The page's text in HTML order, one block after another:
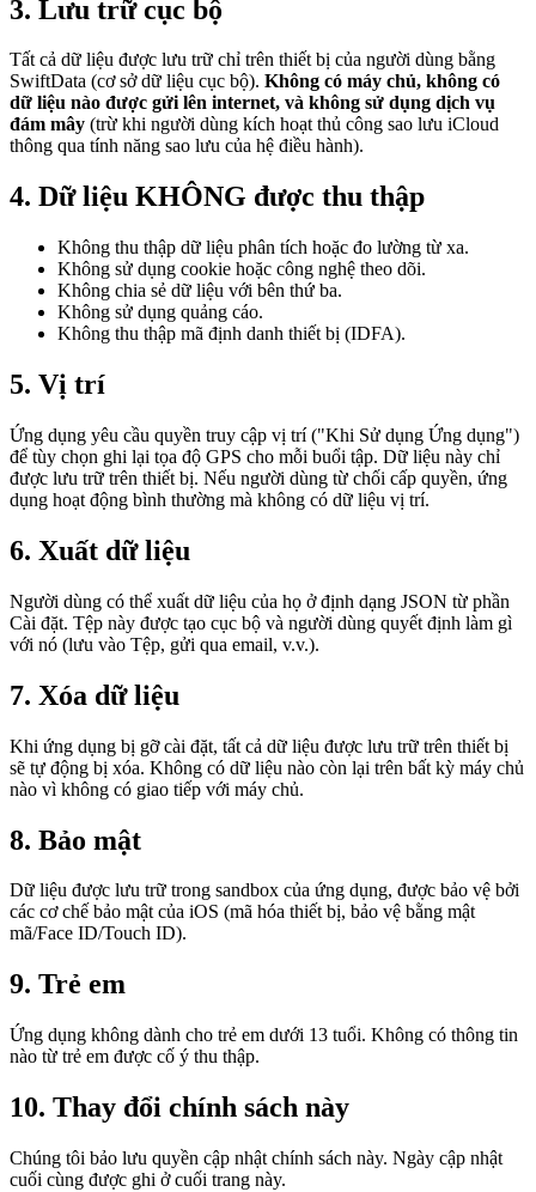
3. Lưu trữ cục bộ
Tất cả dữ liệu được lưu trữ chỉ trên thiết bị của người dùng bằng
SwiftData (cơ sở dữ liệu cục bộ). Không có máy chủ, không có
dữ liệu nào được gửi lên internet, và không sử dụng dịch vụ
đám mây (trừ khi người dùng kích hoạt thủ công sao lưu iCloud
thông qua tính năng sao lưu của hệ điều hành).
4. Dữ liệu KHÔNG được thu thập
Không thu thập dữ liệu phân tích hoặc đo lường từ xa.
Không sử dụng cookie hoặc công nghệ theo dõi.
Không chia sẻ dữ liệu với bên thứ ba.
Không sử dụng quảng cáo.
Không thu thập mã định danh thiết bị (IDFA).
5. Vị trí
Ứng dụng yêu cầu quyền truy cập vị trí ("Khi Sử dụng Ứng dụng")
để tùy chọn ghi lại tọa độ GPS cho mỗi buổi tập. Dữ liệu này chỉ
được lưu trữ trên thiết bị. Nếu người dùng từ chối cấp quyền, ứng
dụng hoạt động bình thường mà không có dữ liệu vị trí.
6. Xuất dữ liệu
Người dùng có thể xuất dữ liệu của họ ở định dạng JSON từ phần
Cài đặt. Tệp này được tạo cục bộ và người dùng quyết định làm gì
với nó (lưu vào Tệp, gửi qua email, v.v.).
7. Xóa dữ liệu
Khi ứng dụng bị gỡ cài đặt, tất cả dữ liệu được lưu trữ trên thiết bị
sẽ tự động bị xóa. Không có dữ liệu nào còn lại trên bất kỳ máy chủ
nào vì không có giao tiếp với máy chủ.
8. Bảo mật
Dữ liệu được lưu trữ trong sandbox của ứng dụng, được bảo vệ bởi
các cơ chế bảo mật của iOS (mã hóa thiết bị, bảo vệ bằng mật
mã/Face ID/Touch ID).
9. Trẻ em
Ứng dụng không dành cho trẻ em dưới 13 tuổi. Không có thông tin
nào từ trẻ em được cố ý thu thập.
10. Thay đổi chính sách này
Chúng tôi bảo lưu quyền cập nhật chính sách này. Ngày cập nhật
cuối cùng được ghi ở cuối trang này.